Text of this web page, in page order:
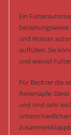
Ein
und Wasser
auffüllen. Sie
und wieviel
Für Besitzer die
Reisenäpfe.
und sind sehr